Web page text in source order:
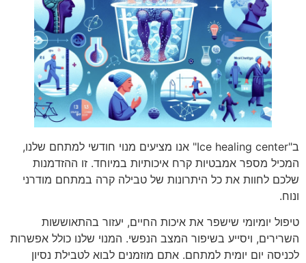
ב"Ice healing center" אנו מציעים מנוי חודשי למתחם שלנו,
המכיל מספר אמבטיות קרח איכותיות במיוחד. זו ההזדמנות
שלכם לחוות את כל היתרונות של טבילה קרה במתחם מודרני
ונוח.
טיפול יומיומי שישפר את איכות החיים, יעזור בהתאוששות
השרירים, ויסייע בשיפור המצב הנפשי. המנוי שלנו כולל אפשרות
לכניסה יום יומית למתחם. אתם מוזמנים לבוא לטבילת נסיון